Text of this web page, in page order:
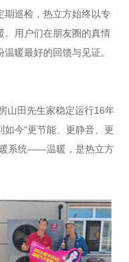
期巡检，热立方始终以专
。用户们在朋友圈的真情
暖最好的回馈与见证。
山田先生家稳定运行16年
今“更节能、更静音、更
暖系统——温暖，是热立方